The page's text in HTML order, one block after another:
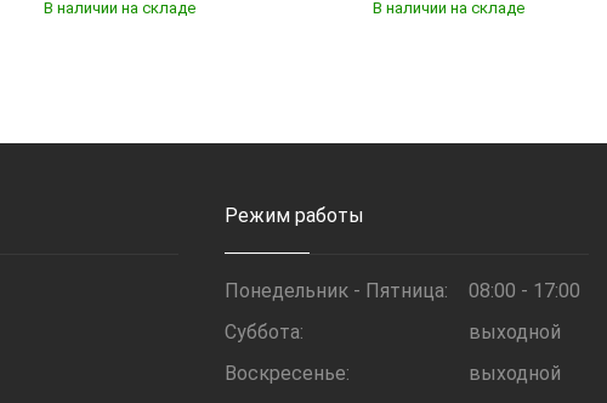
В наличии на складе В наличии на складе
Режим работы
Понедельник - Пятница:
08:00 - 17:00
Суббота:
выходной
Воскресенье:
выходной